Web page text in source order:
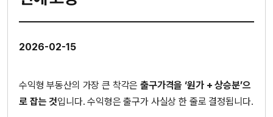
2026-02-15
수익형 부동산의 가장 큰 착각은출구가격을 ‘원가 + 상승분’으
로 잡는 것입니다. 수익형은 출구가 사실상 한 줄로 결정됩니다.